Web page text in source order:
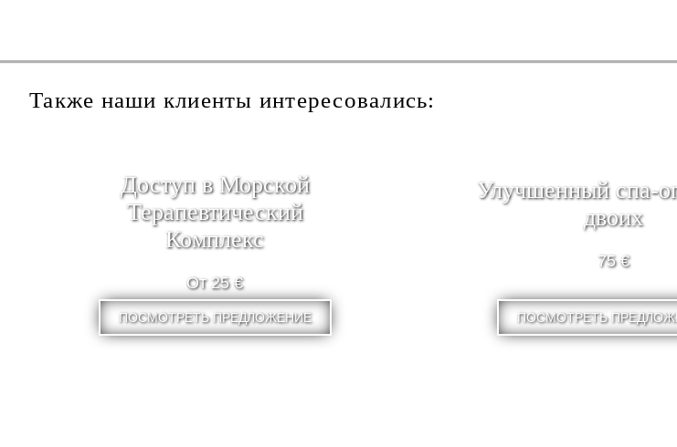
Также наши клиенты интересовались:
Доступ в Морской
Терапевтический
Комплекс
От 25 €
ПОСМОТРЕТЬ ПРЕДЛОЖЕНИЕ
Улучшенный спа-
двоих
75 €
ПОСМОТРЕТЬ